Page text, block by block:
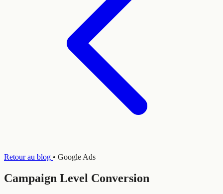
Retour au blog • Google Ads
Campaign Level Conversion